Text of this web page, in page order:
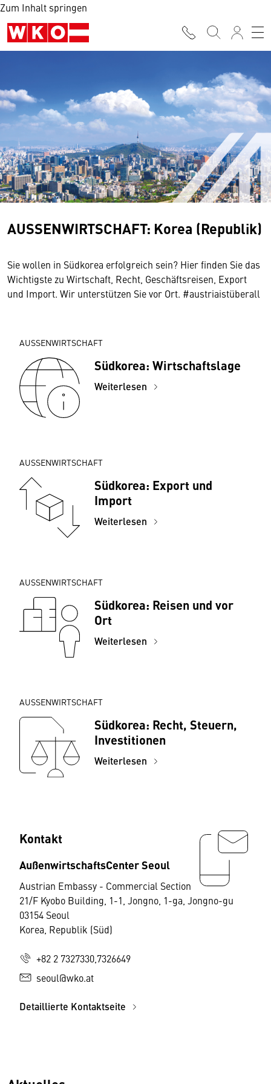
Zum Inhalt springen
AUSSENWIRTSCHAFT: Korea (Republik)
Sie wollen in Südkorea erfolgreich sein? Hier finden Sie das
Wichtigste zu Wirtschaft, Recht, Geschäftsreisen, Export
und Import. Wir unterstützen Sie vor Ort. #austriaistüberall
AUSSENWIRTSCHAFT
Südkorea: Wirtschaftslage
Weiterlesen
AUSSENWIRTSCHAFT
Südkorea: Export und
Import
Weiterlesen
AUSSENWIRTSCHAFT
Südkorea: Reisen und vor
Ort
Weiterlesen
AUSSENWIRTSCHAFT
Südkorea: Recht, Steuern,
Investitionen
Weiterlesen
Kontakt
AußenwirtschaftsCenter Seoul
Austrian Embassy - Commercial Section
21/F Kyobo Building, 1-1, Jongno, 1-ga, Jongno-gu
03154 Seoul
Korea, Republik (Süd)
+82 2 7327330,7326649
seoul@wko.at
Detaillierte Kontaktseite